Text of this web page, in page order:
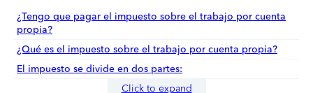
¿Tengo que pagar el impuesto sobre el trabajo por cuenta
propia?
¿Qué es el impuesto sobre el trabajo por cuenta propia?
El impuesto se divide en dos partes:
Click to expand